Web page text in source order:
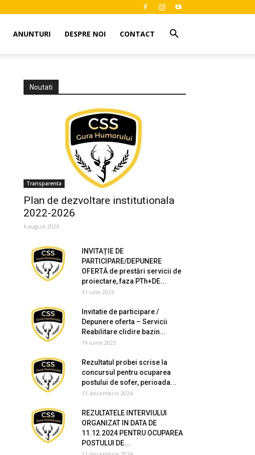
ANUNTURI DESPRE NOI CONTACT
Noutati
Transparenta
Plan de dezvoltare institutionala
2022-2026
6 august 2026
INVITAȚIE DE
PARTICIPARE/DEPUNERE
OFERTĂ de prestări servicii de
proiectare, faza PTh+DE...
31 iulie 2026
Invitatie de participare /
Depunere oferta – Servicii
Reabilitare clidire bazin...
19 iunie 2025
Rezultatul probei scrise la
concursul pentru ocuparea
postului de sofer, perioada...
13 decembrie 2024
REZULTATELE INTERVIULUI
ORGANIZAT IN DATA DE
11.12.2024 PENTRU OCUPAREA
POSTULUI DE...